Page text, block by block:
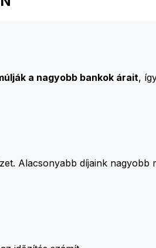
a nagyobb bankok árait,
Alacsonyabb díjaink nagyobb